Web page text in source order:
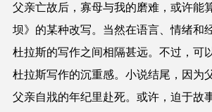
父亲亡故后，寡母与我的磨难，或许能
坝》的某种改写。当然在语言、情绪和
杜拉斯的写作之间相隔甚远。不过，可
杜拉斯写作的沉重感。小说结尾，因为
父亲自戕的年纪里赴死。或许，迫于故